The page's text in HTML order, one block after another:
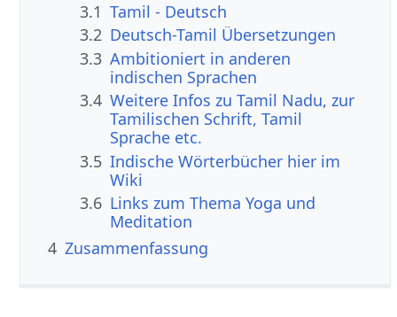
3.1 Tamil - Deutsch
3.2 Deutsch-Tamil Übersetzungen
3.3 Ambitioniert in anderen
indischen Sprachen
3.4 Weitere Infos zu Tamil Nadu, zur
Tamilischen Schrift, Tamil
Sprache etc.
3.5 Indische Wörterbücher hier im
Wiki
3.6 Links zum Thema Yoga und
Meditation
4 Zusammenfassung